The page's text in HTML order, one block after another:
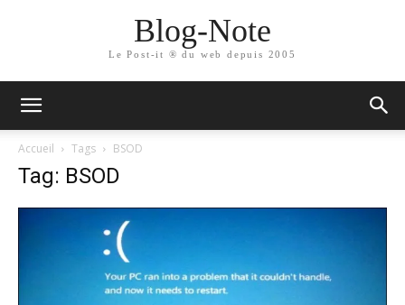
Blog-Note
Le Post-it ® du web depuis 2005
Accueil Tags BSOD
Tag: BSOD